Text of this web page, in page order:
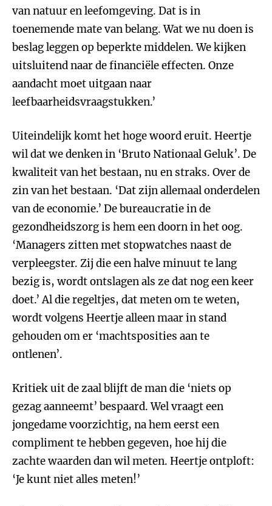
van natuur en leefomgeving. Dat is in
toenemende mate van belang. Wat we nu doen is
beslag leggen op beperkte middelen. We kijken
uitsluitend naar de financiële effecten. Onze
aandacht moet uitgaan naar
leefbaarheidsvraagstukken.’
Uiteindelijk komt het hoge woord eruit. Heertje
wil dat we denken in ‘Bruto Nationaal Geluk’. De
kwaliteit van het bestaan, nu en straks. Over de
zin van het bestaan. ‘Dat zijn allemaal onderdelen
van de economie.’ De bureaucratie in de
gezondheidszorg is hem een doorn in het oog.
‘Managers zitten met stopwatches naast de
verpleegster. Zij die een halve minuut te lang
bezig is, wordt ontslagen als ze dat nog een keer
doet.’ Al die regeltjes, dat meten om te weten,
wordt volgens Heertje alleen maar in stand
gehouden om er ‘machtsposities aan te
ontlenen’.
Kritiek uit de zaal blijft de man die ‘niets op
gezag aanneemt’ bespaard. Wel vraagt een
jongedame voorzichtig, na hem eerst een
compliment te hebben gegeven, hoe hij die
zachte waarden dan wil meten. Heertje ontploft:
‘Je kunt niet alles meten!’